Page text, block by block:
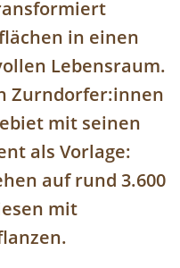
in einen
Lebensraum.
Zurndorfer:innen
mit seinen
als Vorlage:
auf rund 3.600
mit